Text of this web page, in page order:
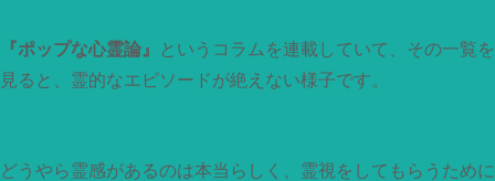
『ポップな心霊論』
というコラムを連載していて、その一覧を
見ると、霊的なエピソードが絶えない様子です。
どうやら霊感があるのは本当らしく、霊視をしてもらうために